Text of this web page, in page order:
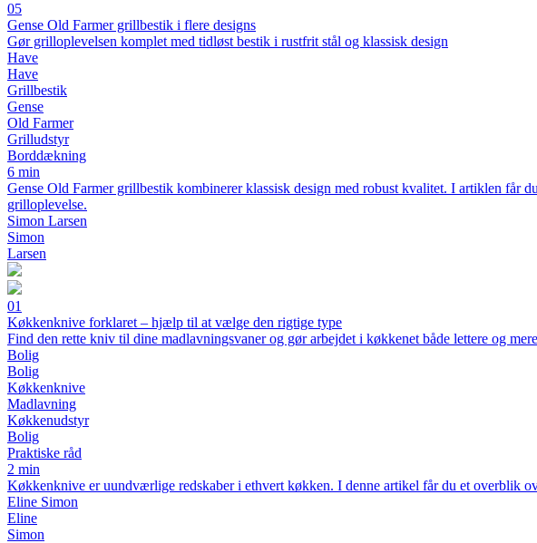
05
Gense Old Farmer grillbestik i flere designs
Gør grilloplevelsen komplet med tidløst bestik i rustfrit stål og klassisk design
Have
Have
Grillbestik
Gense
Old Farmer
Grilludstyr
Borddækning
6 min
Gense Old Farmer grillbestik kombinerer klassisk design med robust kvalitet. I artiklen får
grilloplevelse.
Simon Larsen
Simon
Larsen
01
Køkkenknive forklaret – hjælp til at vælge den rigtige type
Find den rette kniv til dine madlavningsvaner og gør arbejdet i køkkenet både lettere og
Bolig
Bolig
Køkkenknive
Madlavning
Køkkenudstyr
Bolig
Praktiske råd
2 min
Køkkenknive er uundværlige redskaber i ethvert køkken. I denne artikel får du et overblik
Eline Simon
Eline
Simon